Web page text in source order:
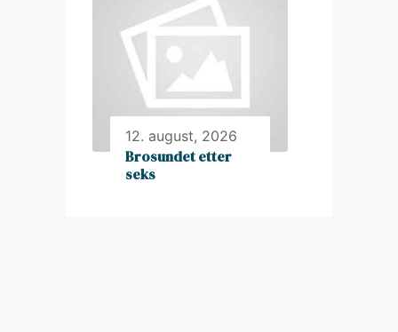
12. august, 2026
Brosundet etter
seks